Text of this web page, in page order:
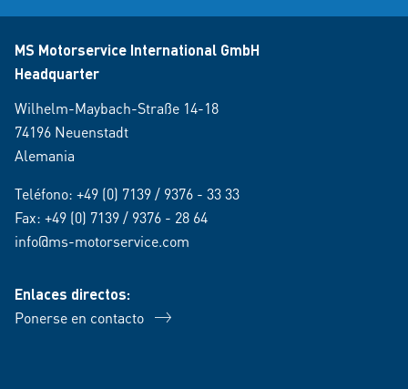
MS Motorservice International GmbH
Headquarter
Wilhelm-Maybach-Straße 14-18
74196 Neuenstadt
Alemania
Teléfono: +49 (0) 7139 / 9376 - 33 33
Fax: +49 (0) 7139 / 9376 - 28 64
info@ms-motorservice.com
Enlaces directos:
Ponerse en contacto